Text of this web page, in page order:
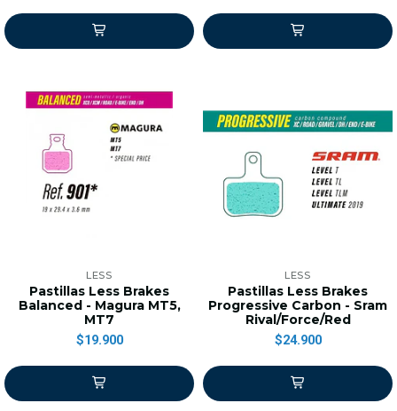
LESS
Pastillas Less Brakes
Balanced - Magura MT5,
MT7
$19.900
LESS
Pastillas Less Brakes
Progressive Carbon - Sram
Rival/Force/Red
$24.900